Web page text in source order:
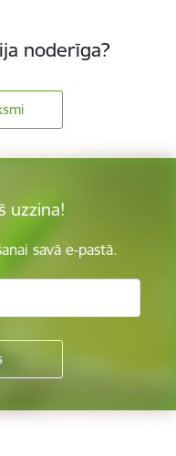
noderīga?
uzzina!
savā e-pastā.